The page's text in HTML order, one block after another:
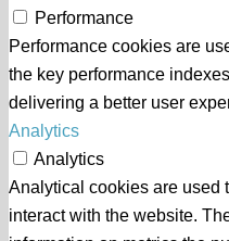
Performance
Performance cookies are
the key performance
delivering a better user
Analytics
Analytics
Analytical cookies are used
interact with the website.